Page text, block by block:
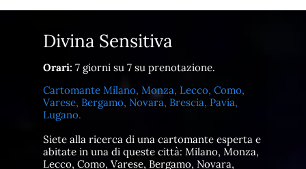
Divina Sensitiva
Orari: 7 giorni su 7 su prenotazione.
Cartomante Milano, Monza, Lecco, Como,
Varese, Bergamo, Novara, Brescia, Pavia,
Lugano.
Siete alla ricerca di una cartomante esperta e
abitate in una di queste città: Milano, Monza,
Lecco, Como, Varese, Bergamo, Novara,